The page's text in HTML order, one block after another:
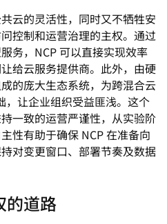
云的灵活性，同时又不牺牲安
控制和运营治理的主权。通过
务，NCP 可以直接实现效率
给云服务提供商。此外，由硬
的庞大生态系统，为跨混合云
，让企业组织受益匪浅。这个
一致的运营严谨性，从实验阶
性有助于确保 NCP 在准备向
对变更窗口、部署节奏及数据
的道路